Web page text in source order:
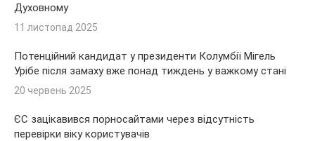
Духовному
11 листопад 2025
Потенційний кандидат у президенти Колумбії Мігель
Урібе після замаху вже понад тиждень у важкому стані
20 червень 2025
ЄС зацікавився порносайтами через відсутність
перевірки віку користувачів